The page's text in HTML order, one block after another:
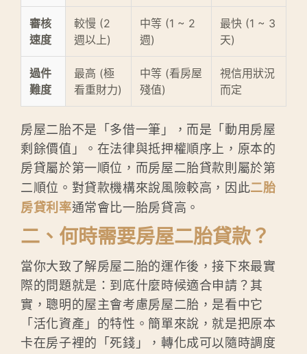
審核
速度
較慢 (2
週以上)
中等 (1 ~ 2
週)
最快 (1 ~ 3
天)
過件
難度
最高 (極
看重財力)
中等 (看房屋
殘值)
視信用狀況
而定
房屋二胎不是「多借一筆」，而是「動用房屋
剩餘價值」。在法律與抵押權順序上，原本的
房貸屬於第一順位，而房屋二胎貸款則屬於第
二順位。對貸款機構來說風險較高，因此二胎
房貸利率通常會比一胎房貸高。
二、何時需要房屋二胎貸款？
當你大致了解房屋二胎的運作後，接下來最實
際的問題就是：到底什麼時候適合申請？其
實，聰明的屋主會考慮房屋二胎，是看中它
「活化資產」的特性。簡單來說，就是把原本
卡在房子裡的「死錢」，轉化成可以隨時調度